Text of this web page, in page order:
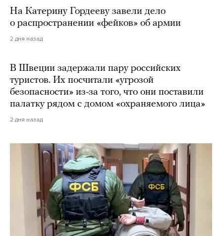
На Катерину Гордееву завели дело
о распространении «фейков» об армии
2 дня назад
В Швеции задержали пару российских
туристов. Их посчитали «угрозой
безопасности» из-за того, что они поставили
палатку рядом с домом «охраняемого лица»
2 дня назад